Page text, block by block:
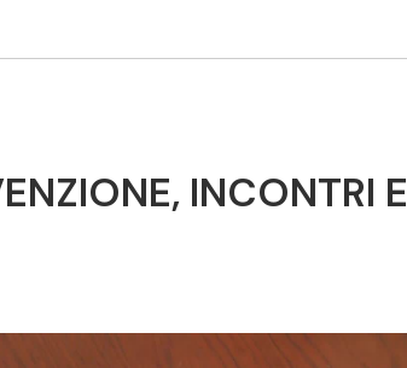
INCONTRI E